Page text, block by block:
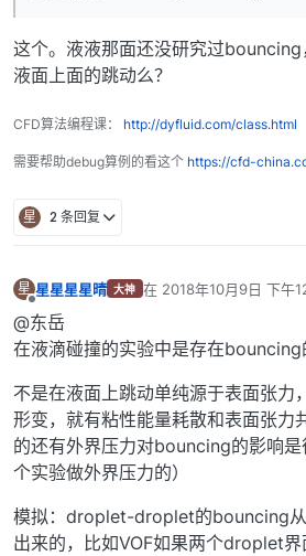
这个。液液那面还没研究过
液面上面的跳动么？
CFD算法编程课： http://dyfluid.com/class.html
需要帮助debug算例的看这个 https://cfd-
星 2 条回复
星 星星星星晴 大神 在 2018年10月9日 下午
最后由 编辑
@东岳
在液滴碰撞的实验中是存在bouncing
不是在液面上跳动单纯源于表面张力
形变，就有粘性能量耗散和表面张力
的还有外界压力对bouncing的影响
个实验做外界压力的）
模拟：droplet-droplet的bouncing
出来的，比如VOF如果两个droplet